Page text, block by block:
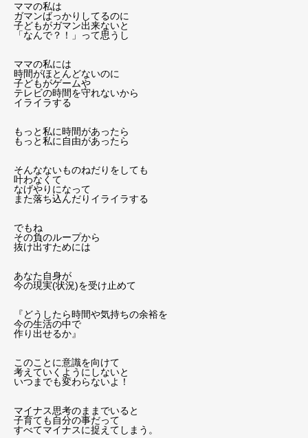
ママの私は
ガマンばっかりしてるのに
子どもがガマン出来ないと
「なんで？！」って思うし
ママの私には
時間がほとんどないのに
子どもがゲームや
テレビの時間を守れないから
イライラする
もっと私に時間があったら
もっと私に自由があったら
そんなないものねだりをしても
叶わなくて
なげやりになって
また落ち込んだりイライラする
でもね
その負のループから
抜け出すためには
あなた自身が
今の現実(状況)を受け止めて
『どうしたら時間や気持ちの余裕を
今の生活の中で
作り出せるか』
このことに意識を向けて
考えていくようにしないと
いつまでも変わらないよ！
マイナス思考のままでいると
子育ても自分の事だって
すべてマイナスに捉えてしまう。